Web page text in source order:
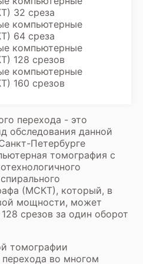
32 среза
компьютерные
64 среза
компьютерные
128 срезов
компьютерные
160 срезов
перехода - это
обследования данной
Петербурге
томография с
(МСКТ), который, в
мощности, может
срезов за один оборот
томографии
перехода во многом